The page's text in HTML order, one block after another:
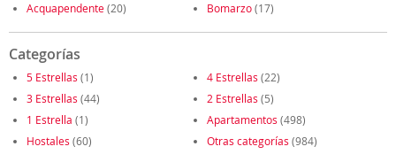
Acquapendente(20) Bomarzo(17)
Categorías
5 Estrellas (1) 4 Estrellas (22)
3 Estrellas (44) 2 Estrellas (5)
1 Estrella (1) Apartamentos (498)
Hostales (60) Otras categorías (984)